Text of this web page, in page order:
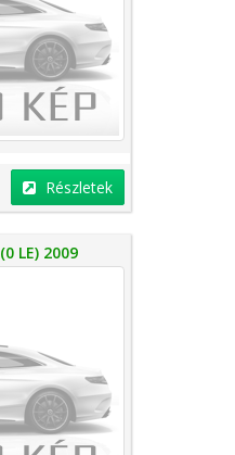
Részletek
(0 LE) 2009